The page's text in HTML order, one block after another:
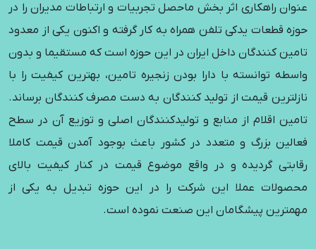
عنوان راهکاری اثر بخش ماحصل تجربیات و ارتباطات مدیران را در
حوزه قطعات یدکی تلفن همراه به کار گرفته و اکنون یکی از معدود
تامین کنندگان داخل ایران در این حوزه است که مستقیما و بدون
واسطه توانسته با دارا بودن زنجیره تامین، بهترین کیفیت را با
نازلترین قیمت از تولید کنندگان به دست مصرف کنندگان برساند.
تامین اقلام از منابع و تولیدکنندگان اصلی و توزیع آن در سطح
فعالین بزرگ و متعدد در کشور باعث بوجود آمدن قیمت کاملا
رقابتی گردیده و در واقع موضوع قیمت در کنار کیفیت بالای
محصولات عملا این شرکت را در این حوزه تبدیل به یکی از
مهمترین پیشگامان این صنعت نموده است.